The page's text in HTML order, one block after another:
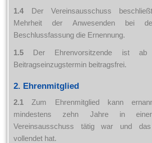
1.4Der Vereinsausschuss
Mehrheit der Anwesenden bei
Beschlussfassung die Ernennung.
1.5 Der Ehrenvorsitzende ist ab
Beitragseinzugstermin beitragsfrei.
2. Ehrenmitglied
2.1 Zum Ehrenmitglied kann
mindestens zehn Jahre in
Vereinsausschuss tätig war und
vollendet hat.